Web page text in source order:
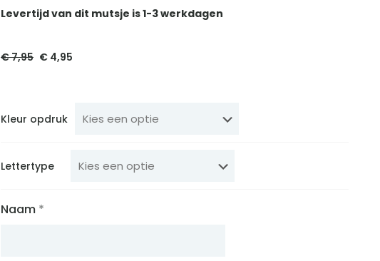
Levertijd van dit mutsje is 1-3 werkdagen
€7,95 Oorspronkelijke
€ 7,95.
€ 4,95
€ 4,95.
Kleur opdruk
Lettertype
Naam *